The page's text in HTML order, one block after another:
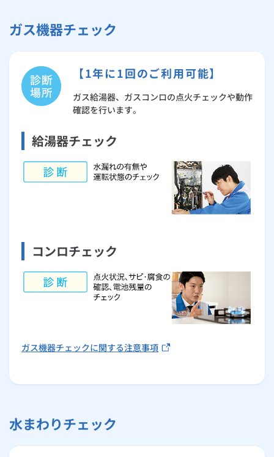
ガス機器チェック
【1年に1回のご利用可能】
ガス給湯器、ガスコンロの点火チェックや動作
確認を行います。
給湯器チェック
コンロチェック
ガス機器チェックに関する注意事項
水まわりチェック